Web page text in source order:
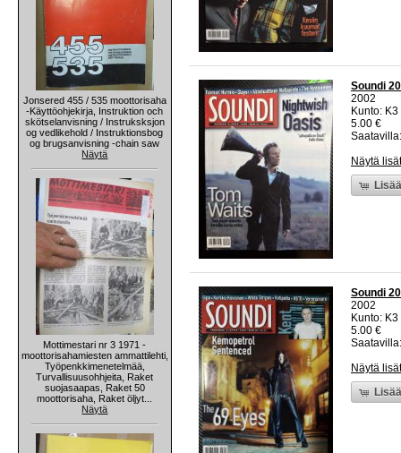
Jonsered 455 / 535 moottorisaha
-Käyttöohjekirja, Instruktion och
skötselanvisning / Instruksksjon
og vedlikehold / Instruktionsbog
og brugsanvisning -chain saw
Näytä
Mottimestari nr 3 1971 -
moottorisahamiesten ammattilehti,
Työpenkkimenetelmää,
Turvallisuusohhjeita, Raket
suojasaapas, Raket 50
moottorisaha, Raket öljyt...
Näytä
Soundi
2002
Kunto:
5.00 €
Näytä
Soundi
2002
Kunto:
5.00 €
Näytä